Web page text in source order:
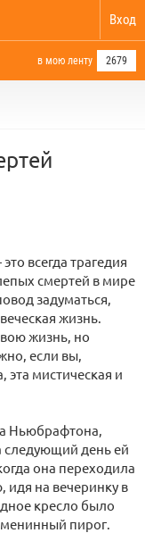
Вход
в мою ленту 2679
всегда трагедия
смертей в мире
задуматься,
жизнь.
жизнь, но
если вы,
эта мистическая и
Ньюбрафтона,
следующий день ей
она переходила
идя на вечеринку в
кресло было
пирог.